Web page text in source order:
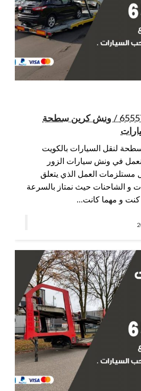
ونش الزور / 65557275 / ونش كرين سطحة
لنقل السيارات بالكويت
في ونش سيارات الزور
مستلزمات العمل الذي يتعلق
و الشاحنات حيث نمتاز بالسرعة
كنت و مهما كانت…